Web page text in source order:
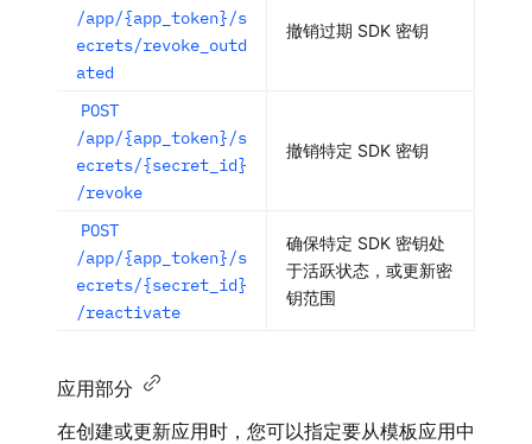
/app/{app_token}/s
ecrets/revoke_outd
ated
撤销过期 SDK 密钥
POST
/app/{app_token}/s
ecrets/{secret_id}
/revoke
撤销特定 SDK 密钥
POST
/app/{app_token}/s
ecrets/{secret_id}
/reactivate
确保特定 SDK 密钥处
于活跃状态，或更新密
钥范围
应用部分
在创建或更新应用时，您可以指定要从模板应用中